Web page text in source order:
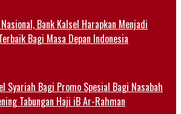
Bank Kalsel Harapkan Menjadi
Bagi Masa Depan Indonesia
Syariah Bagi Promo Spesial Bagi Nasabah
Tabungan Haji iB Ar-Rahman